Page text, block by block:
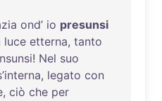
ond’ io presunsi
luce etterna, tanto
! Nel suo
, legato con
, ciò che per